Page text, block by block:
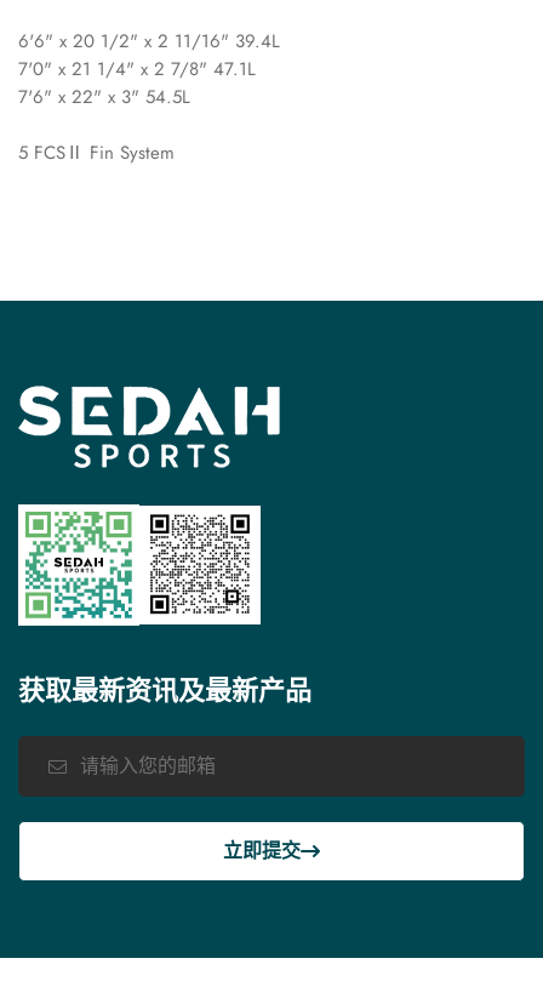
6'6" x 20 1/2" x 2 11/16" 39.4L
7'0" x 21 1/4" x 2 7/8" 47.1L
7'6" x 22" x 3" 54.5L
5 FCSⅡ Fin System
获取最新资讯及最新产品
立即提交